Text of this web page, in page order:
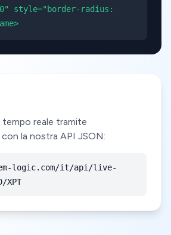
style="border-radius:
reale tramite
la nostra API JSON:
logic.com/it/api/live-
XPT